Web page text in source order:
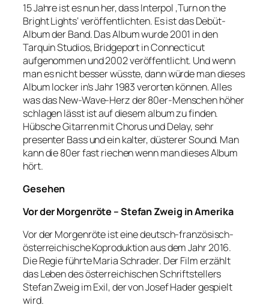
15 Jahre ist es nun her, dass Interpol ‚Turn on the
Bright Lights‘ veröffentlichten. Es ist das Debüt-
Album der Band. Das Album wurde 2001 in den
Tarquin Studios, Bridgeport in Connecticut
aufgenommen und 2002 veröffentlicht. Und wenn
man es nicht besser wüsste, dann würde man dieses
Album locker in’s Jahr 1983 verorten können. Alles
was das New-Wave-Herz der 80er-Menschen höher
schlagen lässt ist auf diesem album zu finden.
Hübsche Gitarren mit Chorus und Delay, sehr
presenter Bass und ein kalter, düsterer Sound. Man
kann die 80er fast riechen wenn man dieses Album
hört.
Gesehen
Vor der Morgenröte – Stefan Zweig in Amerika
Vor der Morgenröte ist eine deutsch-französisch-
österreichische Koproduktion aus dem Jahr 2016.
Die Regie führte Maria Schrader. Der Film erzählt
das Leben des österreichischen Schriftstellers
Stefan Zweig im Exil, der von Josef Hader gespielt
wird.